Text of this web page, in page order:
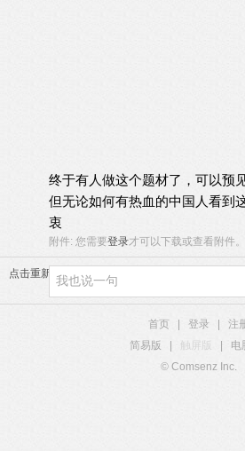
终于有人做这个题材了，可以预
但无论如何有热血的中国人看到
衷
附件: 您需要登录才可以下载或查看附件
点击重新加载
首页 登录
注
简易版
触屏版 电
© Comsenz Inc.